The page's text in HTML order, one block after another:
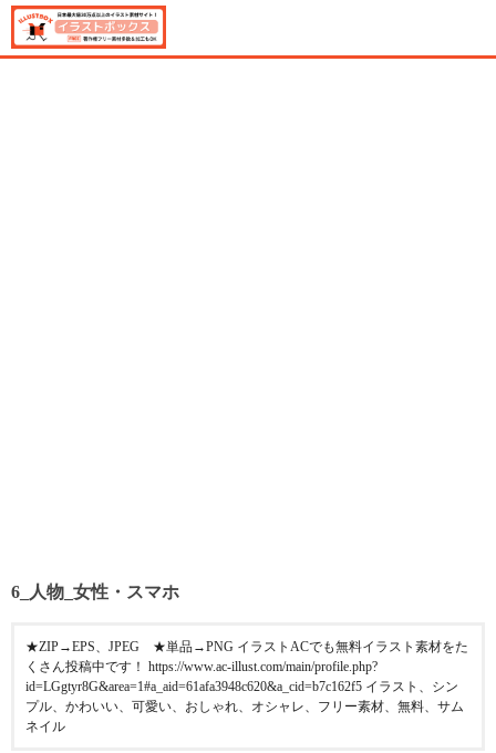
6_人物_女性・スマホ
★ZIP→EPS、JPEG ★単品→PNG イラストACでも無料イラスト素材をた
くさん投稿中です！ https://www.ac-illust.com/main/profile.php?
id=LGgtyr8G&area=1#a_aid=61afa3948c620&a_cid=b7c162f5 イラスト、シン
プル、かわいい、可愛い、おしゃれ、オシャレ、フリー素材、無料、サム
ネイル